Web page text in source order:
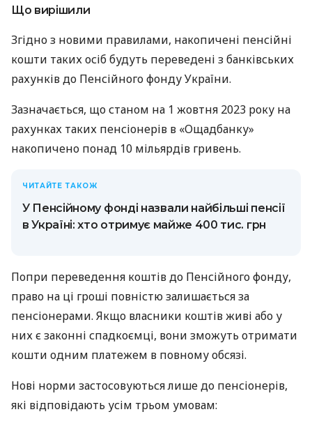
Що вирішили
Згідно з новими правилами, накопичені пенсійні
кошти таких осіб будуть переведені з банківських
рахунків до Пенсійного фонду України.
Зазначається, що станом на 1 жовтня 2023 року на
рахунках таких пенсіонерів в «Ощадбанку»
накопичено понад 10 мільярдів гривень.
ЧИТАЙТЕ ТАКОЖ
У Пенсійному фонді назвали найбільші пенсії
в Україні: хто отримує майже 400 тис. грн
Попри переведення коштів до Пенсійного фонду,
право на ці гроші повністю залишається за
пенсіонерами. Якщо власники коштів живі або у
них є законні спадкоємці, вони зможуть отримати
кошти одним платежем в повному обсязі.
Нові норми застосовуються лише до пенсіонерів,
які відповідають усім трьом умовам: